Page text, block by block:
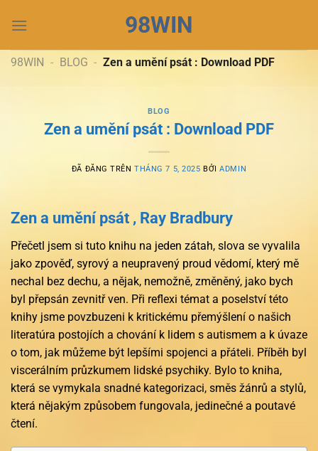
đến
dung
98WIN
98WIN - BLOG - Zen a umění psát : Download PDF
BLOG
Zen a umění psát : Download PDF
ĐÃ ĐĂNG TRÊNTHÁNG 7 5, 2025 BỞIADMIN
Zen a umění psát , Ray Bradbury
Přečetl jsem si tuto knihu na jeden zátah, slova se vyvalila
jako zpověď, syrový a neupravený proud vědomí, který mě
nechal bez dechu, a nějak, nemožně, změněný, jako bych
byl přepsán zevnitř ven. Při reflexi témat a poselství této
knihy jsme povzbuzeni k kritickému přemýšlení o našich
literatúra postojích a chování k lidem s autismem a k úvaze
o tom, jak můžeme být lepšími spojenci a přáteli. Příběh byl
viscerálním průzkumem lidské psychiky. Bylo to kniha,
která se vymykala snadné kategorizaci, směs žánrů a stylů,
která nějakým způsobem fungovala, jedinečné a poutavé
čtení.